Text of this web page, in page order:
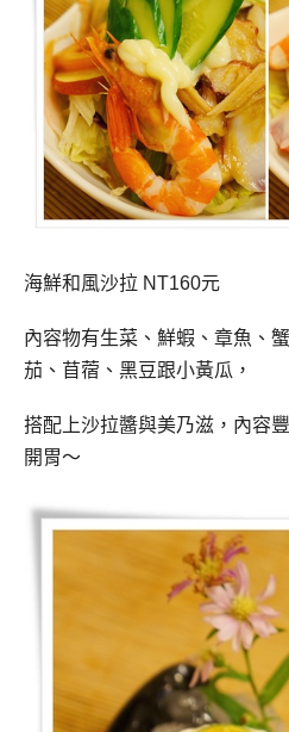
海鮮和風沙拉 NT160元
內容物有生菜、鮮蝦、章魚、
茄、苜蓿 、黑豆跟小黃瓜，
搭配上沙拉醬與美乃滋，內容
開胃～